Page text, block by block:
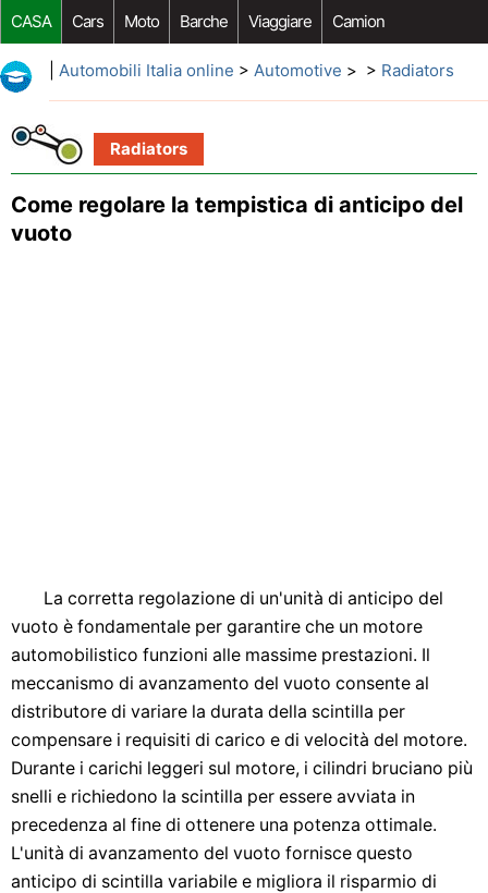
CASA Cars Moto Barche Viaggiare Camion
Riparazione Auto Acquisto Auto Car Opzioni Aftermarket
Automobili Italia online > Automotive > > Radiators
Radiators
Come regolare la tempistica di anticipo del
vuoto
La corretta regolazione di un'unità di anticipo del
vuoto è fondamentale per garantire che un motore
automobilistico funzioni alle massime prestazioni. Il
meccanismo di avanzamento del vuoto consente al
distributore di variare la durata della scintilla per
compensare i requisiti di carico e di velocità del motore.
Durante i carichi leggeri sul motore, i cilindri bruciano più
snelli e richiedono la scintilla per essere avviata in
precedenza al fine di ottenere una potenza ottimale.
L'unità di avanzamento del vuoto fornisce questo
anticipo di scintilla variabile e migliora il risparmio di